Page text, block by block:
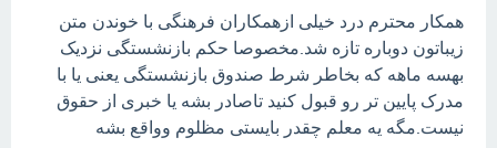
همکار محترم درد خیلی ازهمکاران فرهنگی با خوندن متن
زیباتون دوباره تازه شد.مخصوصا حکم بازنشستگی نزدیک
بهسه ماهه که بخاطر شرط صندوق بازنشستگی یعنی یا با
مدرک پایین تر رو قبول کنید تاصادر بشه یا خبری از حقوق
نیست.مگه یه معلم چقدر بایستی مظلوم وواقع بشه